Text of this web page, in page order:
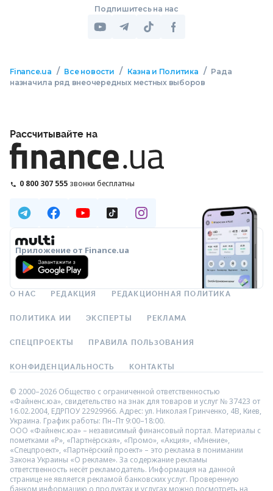
Подпишитесь на нас
Finance.ua / Все новости / Казна и Политика / Рада
назначила ряд внеочередных местных выборов
Рассчитывайте на
0 800 307 555 звонки бесплатны
Приложение от Finance.ua
О НАС РЕДАКЦИЯ РЕДАКЦИОННАЯ ПОЛИТИКА
ПОЛИТИКА ИИ ЭКСПЕРТЫ РЕКЛАМА
СПЕЦПРОЕКТЫ ПРАВИЛА ПОЛЬЗОВАНИЯ
КОНФИДЕНЦИАЛЬНОСТЬ КОНТАКТЫ
© 2000–2026 Общество с ограниченной ответственностью
«Файненс.юа», свидетельство на знак для товаров и услуг № 37423 от
16.02.2004, ЕДРПОУ 22929966. Адрес: ул. Николая Гринченко, 4В, Киев,
Украина. График работы: Пн–Пт 9:00–18:00.
ООО «Файненс.юа» – независимый финансовый портал. Материалы с
пометками «Р», «Партнёрская», «Промо», «Акция», «Мнение»,
«Спецпроект», «Партнёрский проект» – это реклама в понимании
Закона Украины «О рекламе». За содержание рекламы
ответственность несёт рекламодатель. Информация на данной
странице не является рекламой банковских услуг. Проверенную
банком информацию о продуктах и услугах можно посмотреть на